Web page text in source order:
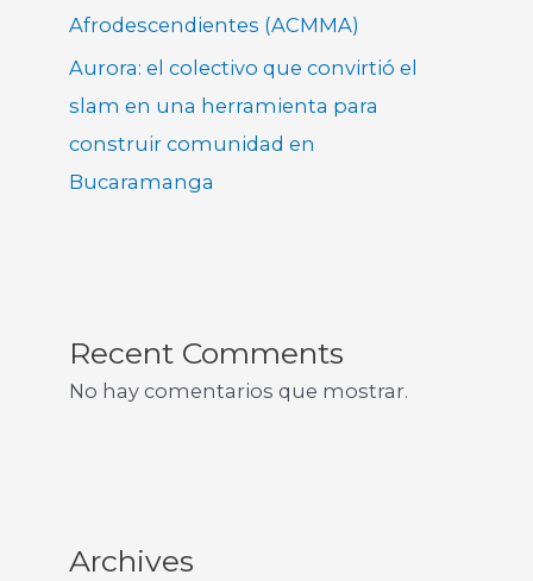
Afrodescendientes (ACMMA)
Aurora: el colectivo que convirtió el
slam en una herramienta para
construir comunidad en
Bucaramanga
Recent Comments
No hay comentarios que mostrar.
Archives